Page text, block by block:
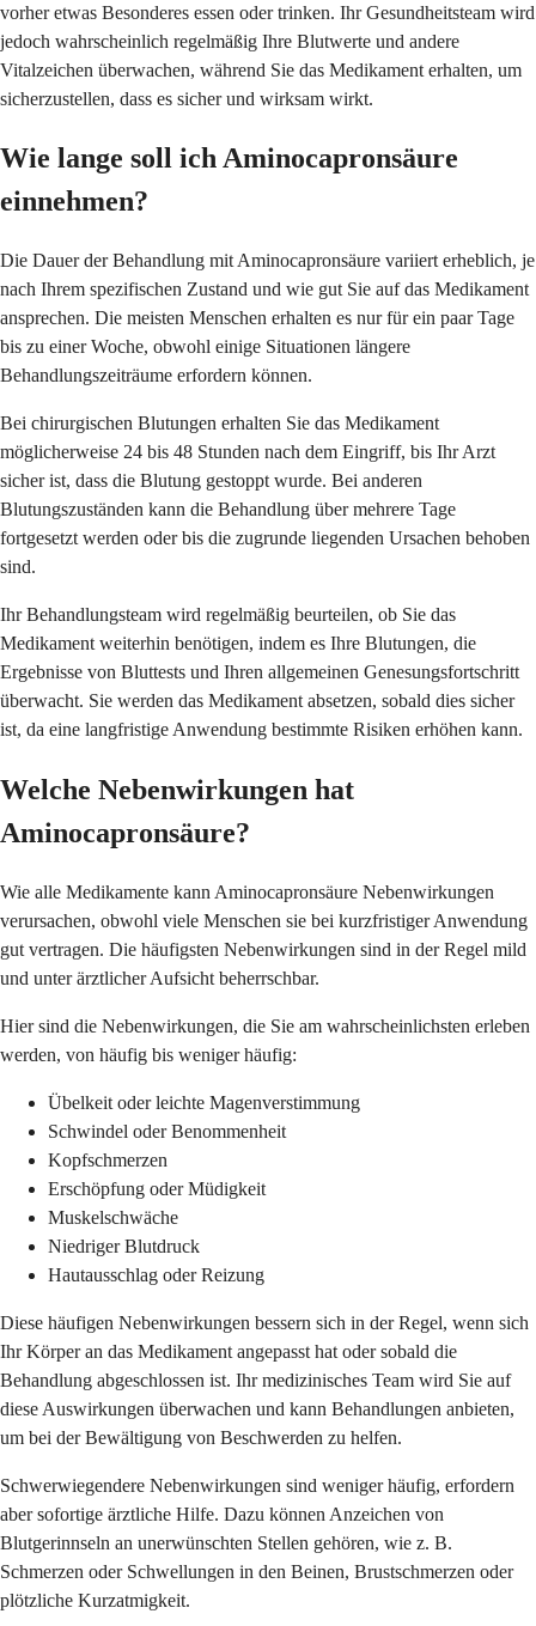
vorher etwas Besonderes essen oder trinken. Ihr Gesundheitsteam wird
jedoch wahrscheinlich regelmäßig Ihre Blutwerte und andere
Vitalzeichen überwachen, während Sie das Medikament erhalten, um
sicherzustellen, dass es sicher und wirksam wirkt.
Wie lange soll ich Aminocapronsäure
einnehmen?
Die Dauer der Behandlung mit Aminocapronsäure variiert erheblich, je
nach Ihrem spezifischen Zustand und wie gut Sie auf das Medikament
ansprechen. Die meisten Menschen erhalten es nur für ein paar Tage
bis zu einer Woche, obwohl einige Situationen längere
Behandlungszeiträume erfordern können.
Bei chirurgischen Blutungen erhalten Sie das Medikament
möglicherweise 24 bis 48 Stunden nach dem Eingriff, bis Ihr Arzt
sicher ist, dass die Blutung gestoppt wurde. Bei anderen
Blutungszuständen kann die Behandlung über mehrere Tage
fortgesetzt werden oder bis die zugrunde liegenden Ursachen behoben
sind.
Ihr Behandlungsteam wird regelmäßig beurteilen, ob Sie das
Medikament weiterhin benötigen, indem es Ihre Blutungen, die
Ergebnisse von Bluttests und Ihren allgemeinen Genesungsfortschritt
überwacht. Sie werden das Medikament absetzen, sobald dies sicher
ist, da eine langfristige Anwendung bestimmte Risiken erhöhen kann.
Welche Nebenwirkungen hat
Aminocapronsäure?
Wie alle Medikamente kann Aminocapronsäure Nebenwirkungen
verursachen, obwohl viele Menschen sie bei kurzfristiger Anwendung
gut vertragen. Die häufigsten Nebenwirkungen sind in der Regel mild
und unter ärztlicher Aufsicht beherrschbar.
Hier sind die Nebenwirkungen, die Sie am wahrscheinlichsten erleben
werden, von häufig bis weniger häufig:
Übelkeit oder leichte Magenverstimmung
Schwindel oder Benommenheit
Kopfschmerzen
Erschöpfung oder Müdigkeit
Muskelschwäche
Niedriger Blutdruck
Hautausschlag oder Reizung
Diese häufigen Nebenwirkungen bessern sich in der Regel, wenn sich
Ihr Körper an das Medikament angepasst hat oder sobald die
Behandlung abgeschlossen ist. Ihr medizinisches Team wird Sie auf
diese Auswirkungen überwachen und kann Behandlungen anbieten,
um bei der Bewältigung von Beschwerden zu helfen.
Schwerwiegendere Nebenwirkungen sind weniger häufig, erfordern
aber sofortige ärztliche Hilfe. Dazu können Anzeichen von
Blutgerinnseln an unerwünschten Stellen gehören, wie z. B.
Schmerzen oder Schwellungen in den Beinen, Brustschmerzen oder
plötzliche Kurzatmigkeit.